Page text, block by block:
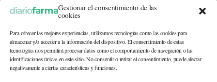
Gestionar el consentimiento de las
cookies
Para ofrecer las mejores experiencias, utilizamos tecnologías como las cookies para
almacenar y/o acceder a la información del dispositivo. El consentimiento de estas
tecnologías nos permitirá procesar datos como el comportamiento de navegación o las
identificaciones únicas en este sitio. No consentir o retirar el consentimiento, puede afectar
negativamente a ciertas características y funciones.
sanitaria.
CONTACTO Y QUIÉNES SOMOS|POLÍTICA DE COOKIES|POLÍTICA DE